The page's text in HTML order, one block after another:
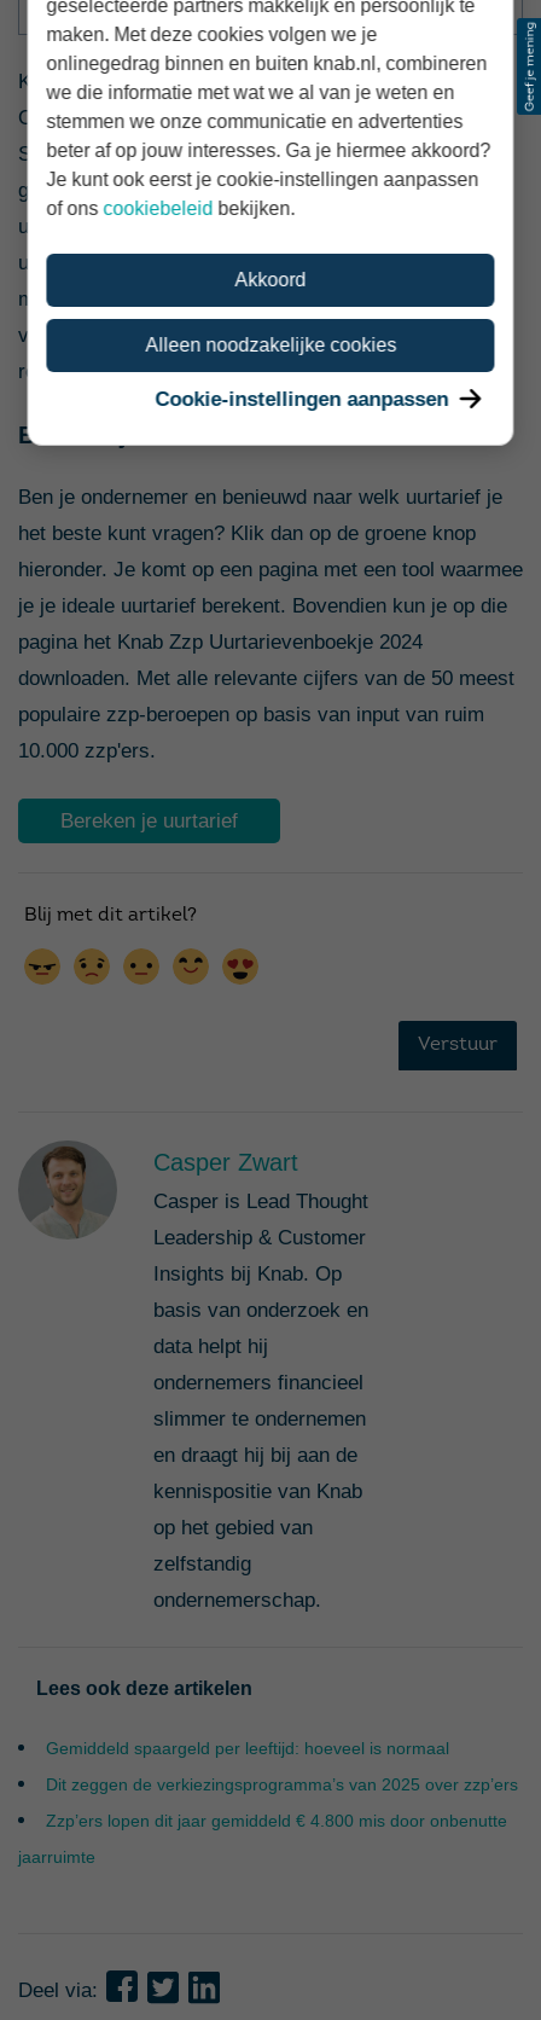
Sector Zakelijke dienstverlening
Knab vroeg ruim 10.000 zzp'ers naar hun uurtarief.
Onder hen ook veel Consultants (niet fiscaal, niet IT).
Starters met binnen deze beroepsgroep vragen
gemiddeld € 107 per uur. Ervaren ondernemers komen
uit op € 120 per uur. Wat dat betreft lijkt Annemieks
uurtarief reëel. Met 32 tot 40 uur draait ze bovendien
meer declarabele uren dan het gemiddelde onder haar
vakgenoten (26 uur). Daarmee zal haar jaaromzet
relatief hoog zijn.
Bereken jouw ideale uurtarief
Ben je ondernemer en benieuwd naar welk uurtarief je
het beste kunt vragen? Klik dan op de groene knop
hieronder. Je komt op een pagina met een tool waarmee
je je ideale uurtarief berekent. Bovendien kun je op die
pagina het Knab Zzp Uurtarievenboekje 2024
downloaden. Met alle relevante cijfers van de 50 meest
populaire zzp-beroepen op basis van input van ruim
10.000 zzp'ers.
Bereken je uurtarief
Casper Zwart
Casper is Lead Thought
Leadership & Customer
Insights bij Knab. Op
basis van onderzoek en
data helpt hij
ondernemers financieel
slimmer te ondernemen
en draagt hij bij aan de
kennispositie van Knab
op het gebied van
zelfstandig
ondernemerschap.
Lees ook deze artikelen
Gemiddeld spaargeld per leeftijd: hoeveel is normaal
Dit zeggen de verkiezingsprogramma’s van 2025 over zzp’ers
Zzp’ers lopen dit jaar gemiddeld € 4.800 mis door onbenutte
jaarruimte
Deel via:
geselecteerde partners makkelijk en persoonlijk te
maken. Met deze cookies volgen we je
onlinegedrag binnen en buiten knab.nl, combineren
we die informatie met wat we al van je weten en
stemmen we onze communicatie en advertenties
beter af op jouw interesses. Ga je hiermee akkoord?
Je kunt ook eerst je cookie-instellingen aanpassen
of onscookiebeleid bekijken.
Akkoord
Alleen noodzakelijke cookies
Cookie-instellingen aanpassen